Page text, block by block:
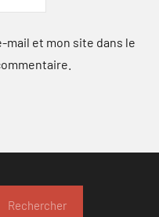
mail et mon site dans le
Rechercher